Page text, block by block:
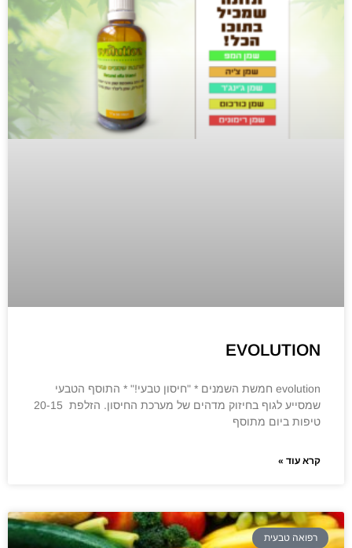
EVOLUTION
evolution חמשת השמנים * "חיסון טבעי!" * התוסף הטבעי
שמסייע לגוף בחיזוק מדהים של מערכת החיסון. הזלפת 20-15
טיפות ביום מתוסף
קרא עוד »
רפואה טבעית